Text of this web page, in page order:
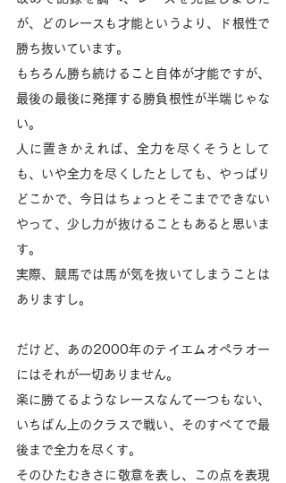
が、どのレースも才能というより、ド根性で
勝ち抜いています。
もちろん勝ち続けること自体が才能ですが、
最後の最後に発揮する勝負根性が半端じゃな
い。
人に置きかえれば、全力を尽くそうとして
も、いや全力を尽くしたとしても、やっぱり
どこかで、今日はちょっとそこまでできない
やって、少し力が抜けることもあると思いま
す。
実際、競馬では馬が気を抜いてしまうことは
ありますし。
だけど、あの2000年のテイエムオペラオー
にはそれが一切ありません。
楽に勝てるようなレースなんて一つもない、
いちばん上のクラスで戦い、そのすべてで最
後まで全力を尽くす。
そのひたむきさに敬意を表し、この点を表現